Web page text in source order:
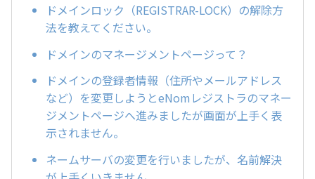
ドメインロック（REGISTRAR-LOCK）の解除方
法を教えてください。
ドメインのマネージメントページって？
ドメインの登録者情報（住所やメールアドレス
など）を変更しようとeNomレジストラのマネー
ジメントページへ進みましたが画面が上手く表
示されません。
ネームサーバの変更を行いましたが、名前解決